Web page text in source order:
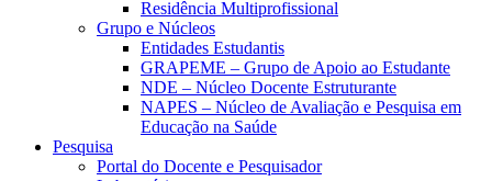
Residência Multiprofissional
Grupo e Núcleos
Entidades Estudantis
GRAPEME – Grupo de Apoio ao Estudante
NDE – Núcleo Docente Estruturante
NAPES – Núcleo de Avaliação e Pesquisa em
Educação na Saúde
Pesquisa
Portal do Docente e Pesquisador